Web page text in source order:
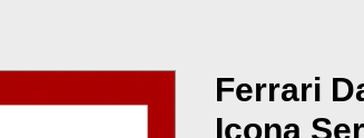
Ferrari
Icona